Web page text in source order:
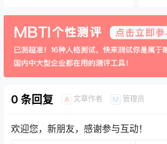
0 条回复 A 文章作者 M 管理员
欢迎您，新朋友，感谢参与互动！